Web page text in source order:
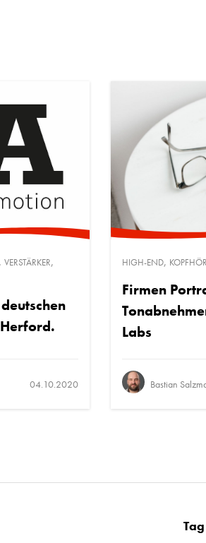
, VERSTÄRKER,
04.10.2020
HIGH-END,
Firmen
Labs
Bastian